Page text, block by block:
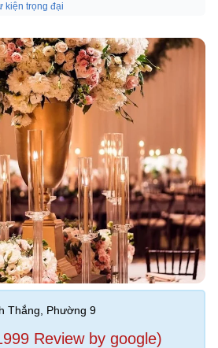
kiện trọng đại
Thắng, Phường 9
Review by google)